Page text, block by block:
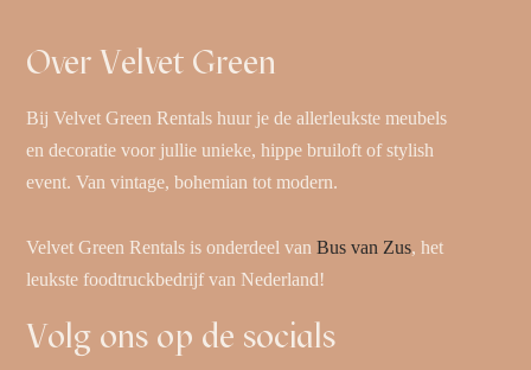
Over Velvet Green
Bij Velvet Green Rentals huur je de allerleukste meubels
en decoratie voor jullie unieke, hippe bruiloft of stylish
event. Van vintage, bohemian tot modern.
Velvet Green Rentals is onderdeel vanBus van Zus, het
leukste foodtruckbedrijf van Nederland!
Volg ons op de socials